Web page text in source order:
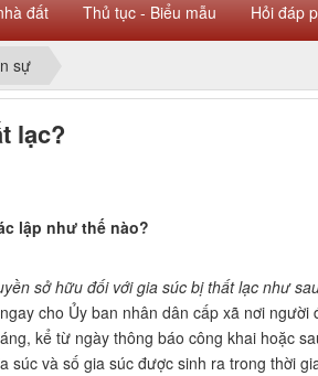
đất Thủ tục - Biểu mẫu Hỏi đáp
sự
lạc?
lập như thế nào?
sở hữu đối với gia súc bị thất lạc như
cho Ủy ban nhân dân cấp xã nơi người
kể từ ngày thông báo công khai hoặc
và số gia súc được sinh ra trong thời